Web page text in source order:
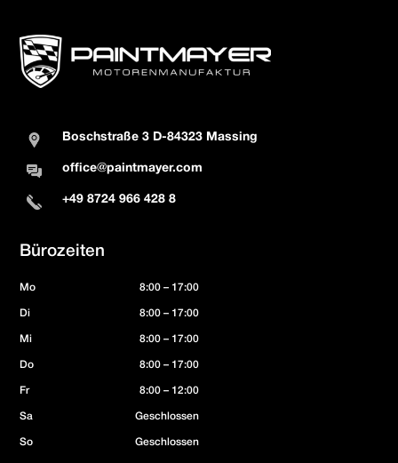
Boschstraße 3 D-84323 Massing
office@paintmayer.com
+49 8724 966 428 8
Bürozeiten
Mo 8:00 – 17:00
Di 8:00 – 17:00
Mi 8:00 – 17:00
Do 8:00 – 17:00
Fr 8:00 – 12:00
Sa Geschlossen
So Geschlossen